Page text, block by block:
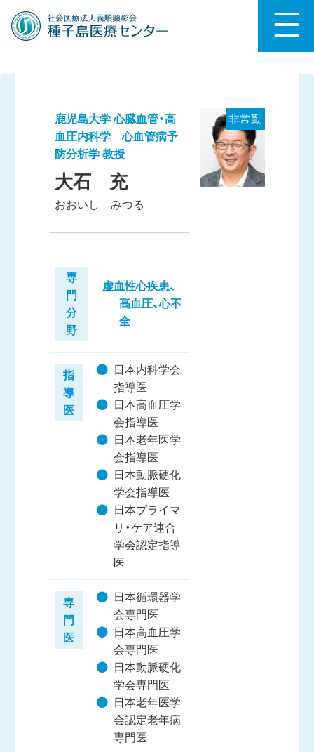
非常勤
鹿児島大学 心臓血管・高
血圧内科学 心血管病予
防分析学 教授
大石 充
おおいし みつる
専
門
分
野
虚血性心疾患、
高血圧、心不
全
指
導
医
日本内科学会
指導医
日本高血圧学
会指導医
日本老年医学
会指導医
日本動脈硬化
学会指導医
日本プライマ
リ・ケア連合
学会認定指導
医
専
門
医
日本循環器学
会専門医
日本高血圧学
会専門医
日本動脈硬化
学会専門医
日本老年医学
会認定老年病
専門医